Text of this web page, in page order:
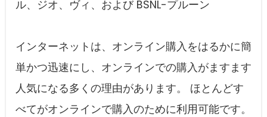
ル、ジオ、ヴィ、および BSNL-プルーン
インターネットは、オンライン購入をはるかに簡
単かつ迅速にし、オンラインでの購入がますます
人気になる多くの理由があります。 ほとんどす
べてがオンラインで購入のために利用可能です。